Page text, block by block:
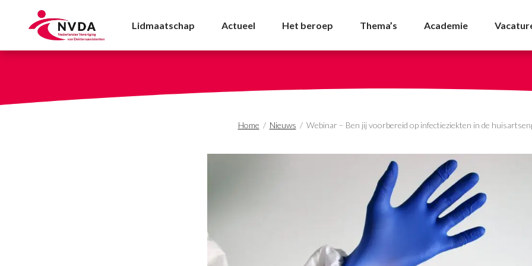
Webinar - Ben jij voorbereid op
Lidmaatschap Actueel Het beroep Thema’s Academie
Home / Nieuws / Webinar – Ben jij voorbereid op infectieziekten in de